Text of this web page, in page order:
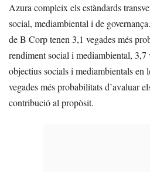
Azura compleix els estàndards
social, mediambiental i de
de B Corp tenen 3,1 vegades més
rendiment social i mediambiental, 3,7
objectius socials i mediambientals en
vegades més probabilitats d’avaluar
contribució al propòsit.